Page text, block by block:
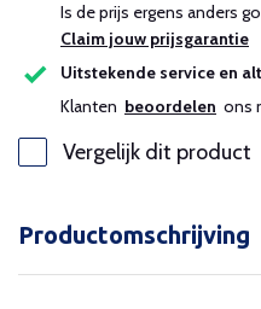
Is de prijs ergens anders
Claim jouw prijsgarantie
Uitstekende service en
Klanten beoordelen ons
Vergelijk dit product
Productomschrijving